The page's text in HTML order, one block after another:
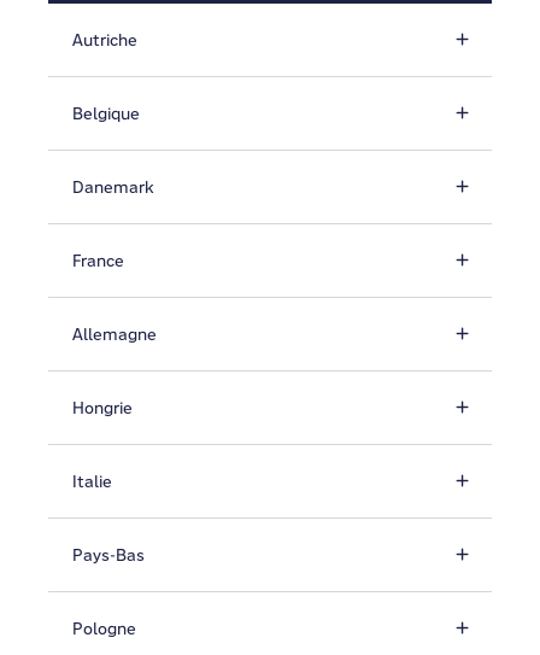
Autriche
Belgique
Danemark
France
Allemagne
Hongrie
Italie
Pays-Bas
Pologne